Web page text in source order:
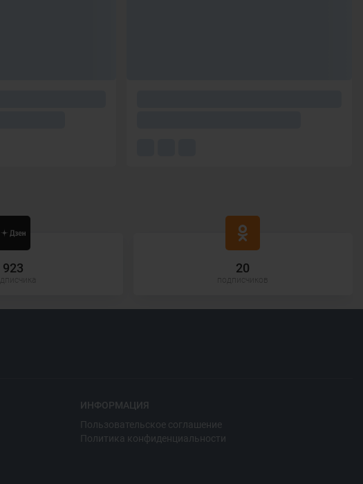
923 20
ИНФОРМАЦИЯ
Пользовательское соглашение
Политика конфиденциальности